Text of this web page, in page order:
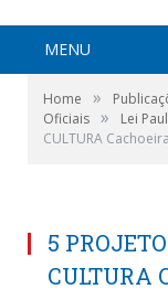
MENU
Home »
Oficiais » Lei
CULTURA
5
CULTURA